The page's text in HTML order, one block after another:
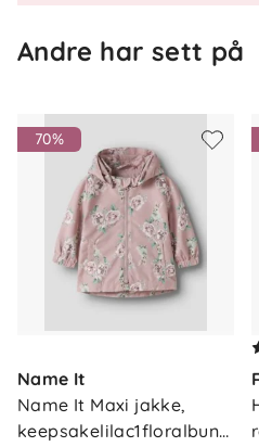
Refleksdetaljer for
Egnet for vår og
Materiale
100 % polyester
Vedlikehold
Maskinvask etter
Effekten mot insekter
vask. Unngå skyllemiddel
egenskaper.
Andre har sett på
70%
Name It
Name It Maxi jakke,
keepsakelilac1floralbun…
Våre butikker
Vårt samfunnsansvar
Frakt og levering
Retur og reklamasjon